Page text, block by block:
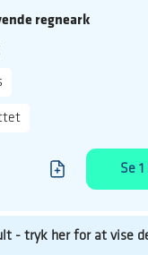
regneark
Se 1
- tryk her for at vise